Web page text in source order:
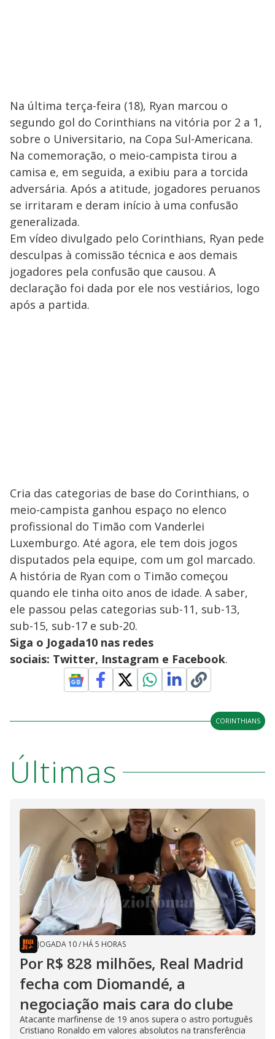
Na última terça-feira (18), Ryan marcou o
segundo gol do Corinthians na vitória por 2 a 1,
sobre o Universitario, na Copa Sul-Americana.
Na comemoração, o meio-campista tirou a
camisa e, em seguida, a exibiu para a torcida
adversária. Após a atitude, jogadores peruanos
se irritaram e deram início à uma confusão
generalizada.
Em vídeo divulgado pelo Corinthians, Ryan pede
desculpas à comissão técnica e aos demais
jogadores pela confusão que causou. A
declaração foi dada por ele nos vestiários, logo
após a partida.
Cria das categorias de base do Corinthians, o
meio-campista ganhou espaço no elenco
profissional do Timão com Vanderlei
Luxemburgo. Até agora, ele tem dois jogos
disputados pela equipe, com um gol marcado.
A história de Ryan com o Timão começou
quando ele tinha oito anos de idade. A saber,
ele passou pelas categorias sub-11, sub-13,
sub-15, sub-17 e sub-20.
Siga o Jogada10 nas redes
sociais: Twitter, Instagram e Facebook.
CORINTHIANS
Últimas
JOGADA 10/ HÁ 5 HORAS
Por R$ 828 milhões, Real Madrid
fecha com Diomandé, a
negociação mais cara do clube
Atacante marfinense de 19 anos supera o astro português
Cristiano Ronaldo em valores absolutos na transferência